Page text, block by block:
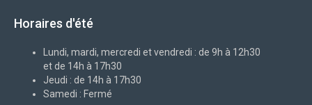
o
x
m
Horaires d'été
Lundi, mardi, mercredi et vendredi : de 9h à 12h30
et de 14h à 17h30
Jeudi : de 14h à 17h30
Samedi : Fermé